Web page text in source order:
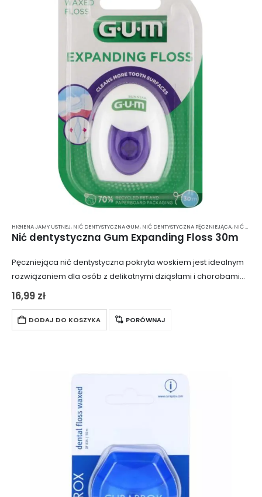
HIGIENA JAMY USTNEJ, NIĆ DENTYSTYCZNA GUM, NIĆ DENTYSTYCZNA PĘCZNIEJĄCA, NIĆ DENTYSTYCZNA WOSKOWANA
Nić dentystyczna Gum Expanding Floss 30m
Pęczniejąca nić dentystyczna pokryta woskiem jest idealnym
rozwiązaniem dla osób z delikatnymi dziąsłami i chorobami
przyzębia. Jej specjalna konstrukcja i właściwości sprawiają,
że jest zarówno delikatna, jak i skuteczna w…
16,99 zł
DODAJ DO KOSZYKA PORÓWNAJ